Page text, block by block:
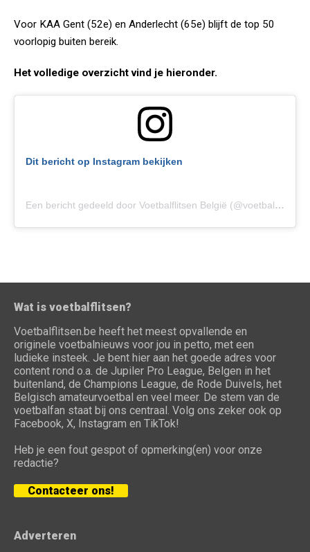
Voor KAA Gent (52e) en Anderlecht (65e) blijft de top 50
voorlopig buiten bereik.
Het volledige overzicht vind je hieronder.
Dit bericht op Instagram bekijken
Een bericht gedeeld door Voetbalflitsen België (@voetbalflitsenbe)
Wat is voetbalflitsen?
Voetbalflitsen.be heeft het meest opvallende en
originele voetbalnieuws voor jou in petto, met een
ludieke insteek. Je bent hier aan het goede adres voor
content rond o.a. de Jupiler Pro League, Belgen in het
buitenland, de Champions League, de Rode Duivels, het
Belgisch amateurvoetbal en veel meer. De stem van de
voetbalfan staat bij ons centraal. Volg ons zeker ook op
Facebook, X, Instagram en TikTok!
Heb je een fout gespot of opmerking(en) voor onze
redactie?
Contacteer ons!
Adverteren